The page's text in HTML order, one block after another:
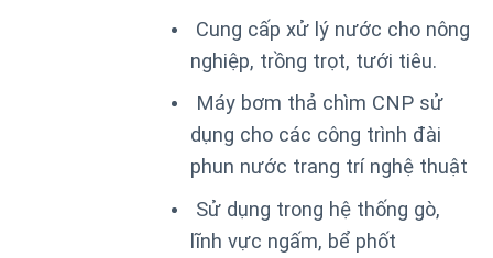
Cung cấp xử lý nước cho nông
nghiệp, trồng trọt, tưới tiêu.
Máy bơm thả chìm CNP sử
dụng cho các công trình đài
phun nước trang trí nghệ thuật
Sử dụng trong hệ thống gò,
lĩnh vực ngấm, bể phốt